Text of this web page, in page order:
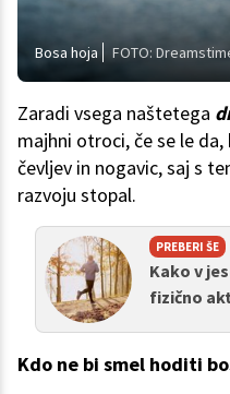
Bosa hoja FOTO:
Zaradi vsega naštetega
majhni otroci, če se le
čevljev in nogavic, saj s
razvoju stopal.
PREBERI ŠE
Kako v
fizično
Kdo ne bi smel hoditi